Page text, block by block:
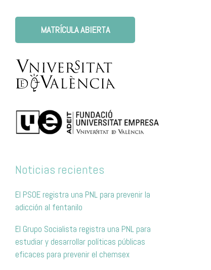
MATRÍCULA ABIERTA
Noticias recientes
El PSOE registra una PNL para prevenir la
adicción al fentanilo
El Grupo Socialista registra una PNL para
estudiar y desarrollar políticas públicas
eficaces para prevenir el chemsex